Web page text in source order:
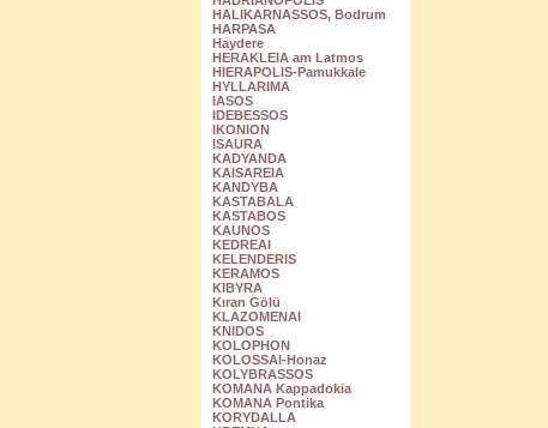
HALIKARNASSOS, Bodrum
HARPASA
Haydere
HERAKLEIA am Latmos
HIERAPOLIS-Pamukkale
HYLLARIMA
IASOS
IDEBESSOS
IKONION
ISAURA
KADYANDA
KAISAREIA
KANDYBA
KASTABALA
KASTABOS
KAUNOS
KEDREAI
KELENDERIS
KERAMOS
KIBYRA
Kıran Gölü
KLAZOMENAI
KNIDOS
KOLOPHON
KOLOSSAI-Honaz
KOLYBRASSOS
KOMANA Kappadokia
KOMANA Pontika
KORYDALLA